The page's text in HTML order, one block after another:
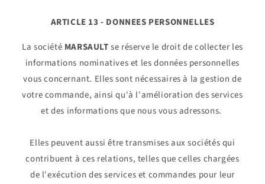
ARTICLE 13 - DONNEES PERSONNELLES
La société MARSAULTse réserve le droit de collecter les
informations nominatives et les données personnelles
vous concernant. Elles sont nécessaires à la gestion de
votre commande, ainsi qu'à l'amélioration des services
et des informations que nous vous adressons.
Elles peuvent aussi être transmises aux sociétés qui
contribuent à ces relations, telles que celles chargées
de l'exécution des services et commandes pour leur